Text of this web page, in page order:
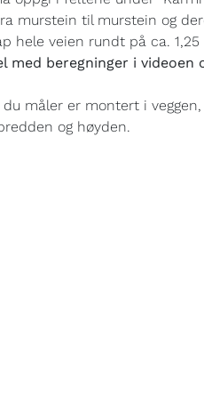
murstein til murstein og
hele veien rundt på ca.
med beregninger i videoen
du måler er montert i veggen,
og høyden.